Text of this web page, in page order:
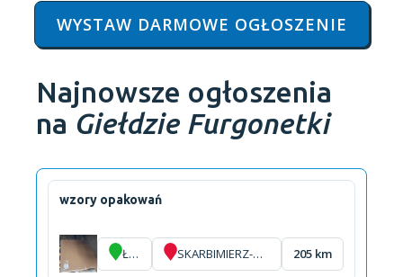
WYSTAW DARMOWE OGŁOSZENIE
Najnowsze ogłoszenia
na Giełdzie Furgonetki
wzory opakowań
ŁAZY SKARBIMIERZ-OSIEDLE 205 km